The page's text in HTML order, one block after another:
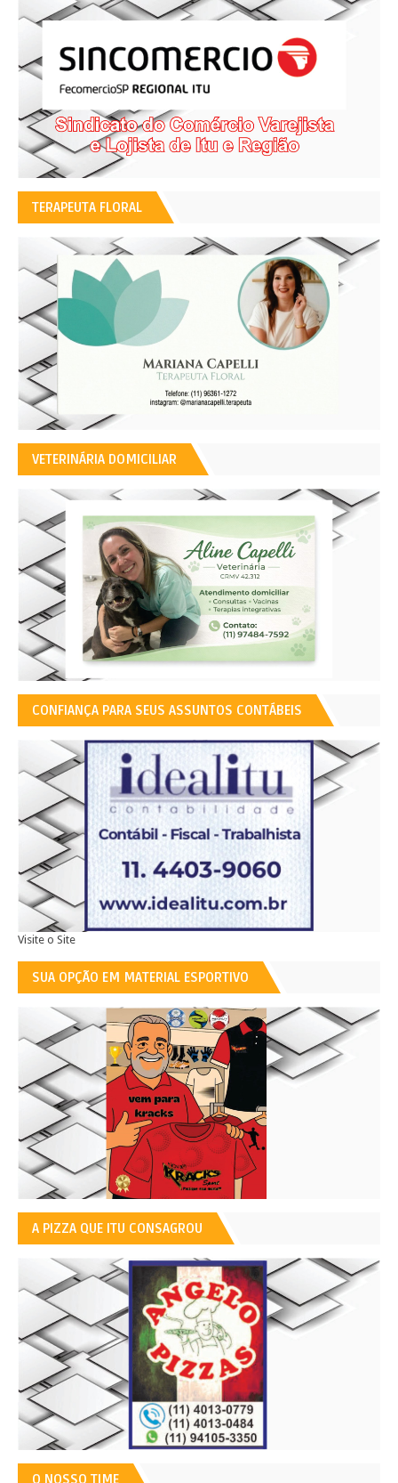
TERAPEUTA FLORAL
VETERINÁRIA DOMICILIAR
CONFIANÇA PARA SEUS ASSUNTOS CONTÁBEIS
Visite o Site
SUA OPÇÃO EM MATERIAL ESPORTIVO
A PIZZA QUE ITU CONSAGROU